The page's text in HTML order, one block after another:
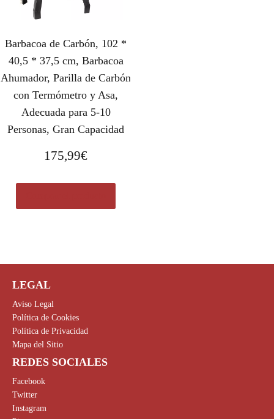
Barbacoa de Carbón, 102 *
40,5 * 37,5 cm, Barbacoa
Ahumador, Parilla de Carbón
con Termómetro y Asa,
Adecuada para 5-10
Personas, Gran Capacidad
175,99€
LEGAL
Aviso Legal
Política de Cookies
Política de Privacidad
Mapa del Sitio
REDES SOCIALES
Facebook
Twitter
Instagram